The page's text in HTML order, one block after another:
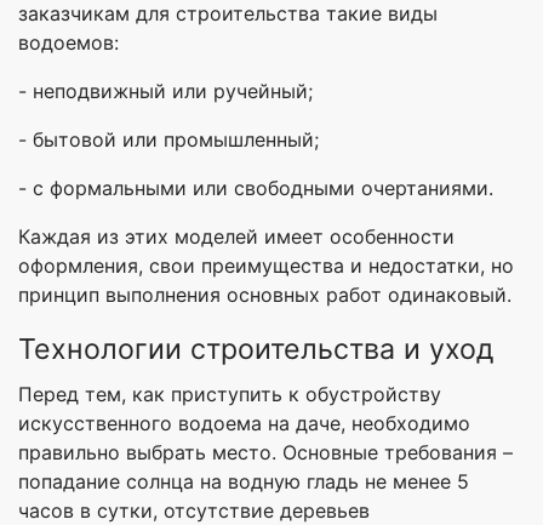
заказчикам для строительства такие виды
водоемов:
- неподвижный или ручейный;
- бытовой или промышленный;
- с формальными или свободными очертаниями.
Каждая из этих моделей имеет особенности
оформления, свои преимущества и недостатки, но
принцип выполнения основных работ одинаковый.
Технологии строительства и уход
Перед тем, как приступить к обустройству
искусственного водоема на даче, необходимо
правильно выбрать место. Основные требования –
попадание солнца на водную гладь не менее 5
часов в сутки, отсутствие деревьев